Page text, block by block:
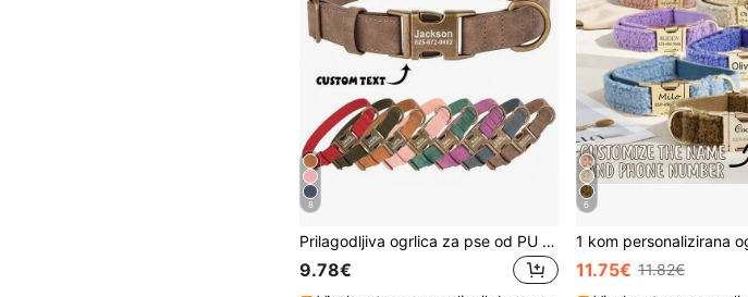
8
Prilagodljiva ogrlica za pse od PU kože s ugraviranim imenom, podesiva jednobojna personalizirana ogrlica protiv gubitka, ID oznake i dodaci za pse, prilagođena ogrlica s imenom za pse, dostupna u ljubičastoj, ružičastoj, plavoj i smeđoj boji
9.78€
6
11.75€ 11.82€